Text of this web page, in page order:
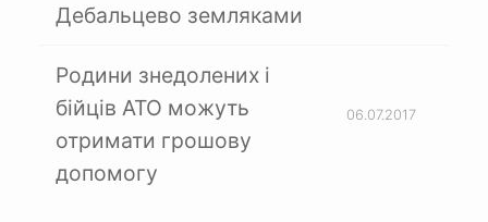
Дебальцево земляками
Родини знедолених і
бійців АТО можуть
отримати грошову
допомогу
06.07.2017